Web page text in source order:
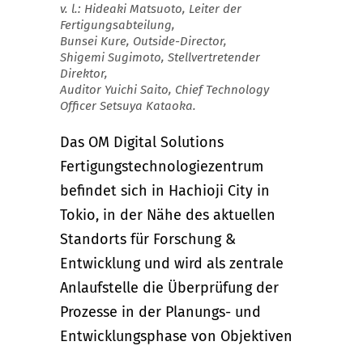
v. l.: Hideaki Matsuoto, Leiter der
Fertigungsabteilung,
Bunsei Kure, Outside-Director,
Shigemi Sugimoto, Stellvertretender
Direktor,
Auditor Yuichi Saito, Chief Technology
Officer Setsuya Kataoka.
Das OM Digital Solutions
Fertigungstechnologiezentrum
befindet sich in Hachioji City in
Tokio, in der Nähe des aktuellen
Standorts für Forschung &
Entwicklung und wird als zentrale
Anlaufstelle die Überprüfung der
Prozesse in der Planungs- und
Entwicklungsphase von Objektiven